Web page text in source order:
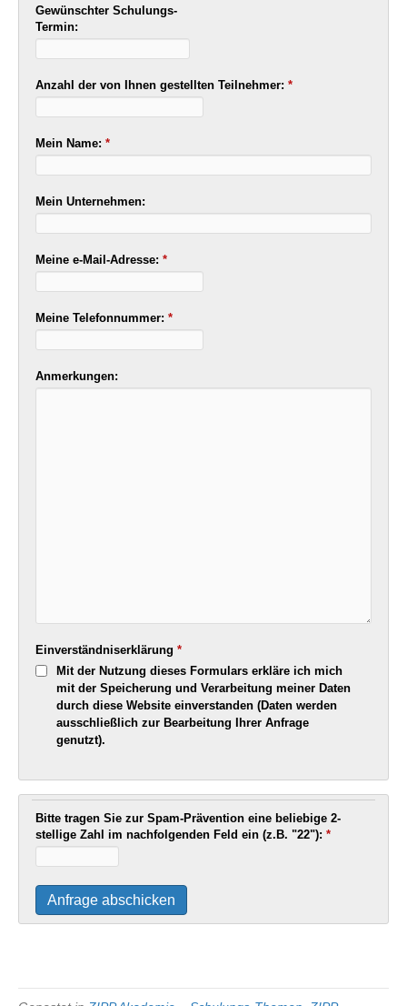
Gewünschter Schulungs-
Termin:
Anzahl der von Ihnen gestellten Teilnehmer: *
Mein Name: *
Mein Unternehmen:
Meine e-Mail-Adresse: *
Meine Telefonnummer: *
Anmerkungen:
Einverständniserklärung *
Mit der Nutzung dieses Formulars erkläre ich mich
mit der Speicherung und Verarbeitung meiner Daten
durch diese Website einverstanden (Daten werden
ausschließlich zur Bearbeitung Ihrer Anfrage
genutzt).
Bitte tragen Sie zur Spam-Prävention eine beliebige 2-
stellige Zahl im nachfolgenden Feld ein (z.B. "22"): *